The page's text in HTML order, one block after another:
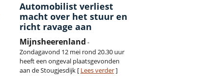
Automobilist verliest
macht over het stuur en
richt ravage aan
Mijnsheerenland -
Zondagavond 12 mei rond 20.30 uur
heeft een ongeval plaatsgevonden
aan de Stougjesdijk [ Lees verder]